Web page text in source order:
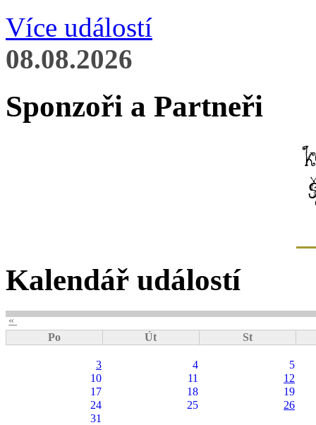
Více událostí
08.08.2026
Sponzoři a Partneři
Kalendář událostí
«
Po
Út St
3 4
5
10
11
12
17
18
19
24
25
26
31